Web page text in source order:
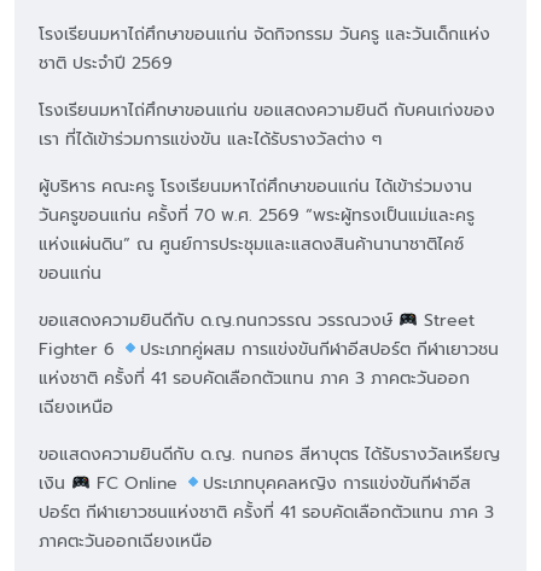
โรงเรียนมหาไถ่ศึกษาขอนแก่น จัดกิจกรรม วันครู และวันเด็กแห่ง
ชาติ ประจำปี 2569
โรงเรียนมหาไถ่ศึกษาขอนแก่น ขอแสดงความยินดี กับคนเก่งของ
เรา ที่ได้เข้าร่วมการแข่งขัน และได้รับรางวัลต่าง ๆ
ผู้บริหาร คณะครู โรงเรียนมหาไถ่ศึกษาขอนแก่น ได้เข้าร่วมงาน
วันครูขอนแก่น ครั้งที่ 70 พ.ศ. 2569 “พระผู้ทรงเป็นแม่และครู
แห่งแผ่นดิน” ณ ศูนย์การประชุมและแสดงสินค้านานาชาติไคซ์
ขอนแก่น
ขอแสดงความยินดีกับ ด.ญ.กนกวรรณ วรรณวงษ์
Street
Fighter 6
ประเภทคู่ผสม การแข่งขันกีฬาอีสปอร์ต กีฬาเยาวชน
แห่งชาติ ครั้งที่ 41 รอบคัดเลือกตัวแทน ภาค 3 ภาคตะวันออก
เฉียงเหนือ
ขอแสดงความยินดีกับ ด.ญ. กนกอร สีหาบุตร ได้รับรางวัลเหรียญ
เงิน
FC Online
ประเภทบุคคลหญิง การแข่งขันกีฬาอีส
ปอร์ต กีฬาเยาวชนแห่งชาติ ครั้งที่ 41 รอบคัดเลือกตัวแทน ภาค 3
ภาคตะวันออกเฉียงเหนือ